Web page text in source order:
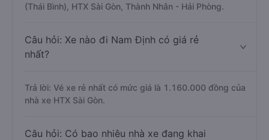
(Thái Bình), HTX Sài Gòn, Thành Nhân - Hải Phòng.
Câu hỏi: Xe nào đi Nam Định có giá rẻ
nhất?
Trả lời: Vé xe rẻ nhất có mức giá là 1.160.000 đồng của
nhà xe HTX Sài Gòn.
Câu hỏi: Có bao nhiêu nhà xe đang khai